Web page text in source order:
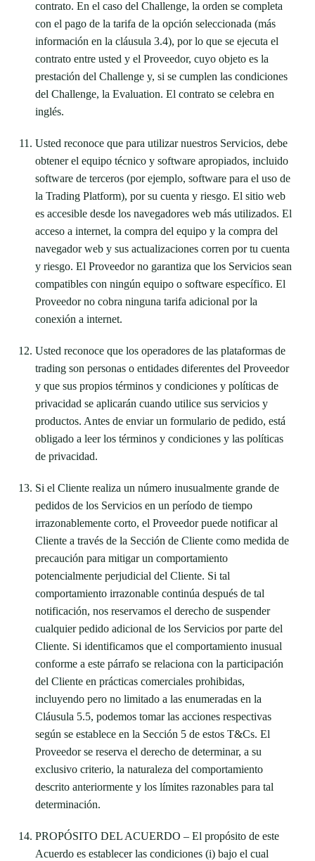
contrato. En el caso del Challenge, la orden se completa
con el pago de la tarifa de la opción seleccionada (más
información en la cláusula 3.4), por lo que se ejecuta el
contrato entre usted y el Proveedor, cuyo objeto es la
prestación del Challenge y, si se cumplen las condiciones
del Challenge, la Evaluation. El contrato se celebra en
inglés.
Usted reconoce que para utilizar nuestros Servicios, debe
obtener el equipo técnico y software apropiados, incluido
software de terceros (por ejemplo, software para el uso de
la Trading Platform), por su cuenta y riesgo. El sitio web
es accesible desde los navegadores web más utilizados. El
acceso a internet, la compra del equipo y la compra del
navegador web y sus actualizaciones corren por tu cuenta
y riesgo. El Proveedor no garantiza que los Servicios sean
compatibles con ningún equipo o software específico. El
Proveedor no cobra ninguna tarifa adicional por la
conexión a internet.
Usted reconoce que los operadores de las plataformas de
trading son personas o entidades diferentes del Proveedor
y que sus propios términos y condiciones y políticas de
privacidad se aplicarán cuando utilice sus servicios y
productos. Antes de enviar un formulario de pedido, está
obligado a leer los términos y condiciones y las políticas
de privacidad.
Si el Cliente realiza un número inusualmente grande de
pedidos de los Servicios en un período de tiempo
irrazonablemente corto, el Proveedor puede notificar al
Cliente a través de la Sección de Cliente como medida de
precaución para mitigar un comportamiento
potencialmente perjudicial del Cliente. Si tal
comportamiento irrazonable continúa después de tal
notificación, nos reservamos el derecho de suspender
cualquier pedido adicional de los Servicios por parte del
Cliente. Si identificamos que el comportamiento inusual
conforme a este párrafo se relaciona con la participación
del Cliente en prácticas comerciales prohibidas,
incluyendo pero no limitado a las enumeradas en la
Cláusula 5.5, podemos tomar las acciones respectivas
según se establece en la Sección 5 de estos T&Cs. El
Proveedor se reserva el derecho de determinar, a su
exclusivo criterio, la naturaleza del comportamiento
descrito anteriormente y los límites razonables para tal
determinación.
PROPÓSITO DEL ACUERDO – El propósito de este
Acuerdo es establecer las condiciones (i) bajo el cual